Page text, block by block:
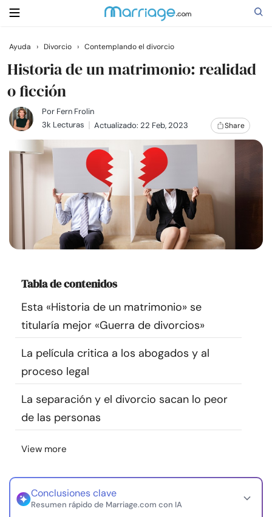
Buscar
Casarse
Relaciones
Familia
Ayuda
Cursos
Recursos
Comunidad
Encuentra un terapeuta
Idioma ES
nosotros
Ayuda › Divorcio › Contemplando el divorcio
Historia de un matrimonio: realidad
o ficción
Por Fern Frolin
3k Lecturas
Actualizado: 22 Feb, 2023 Share
Tabla de contenidos
Esta «Historia de un matrimonio» se
titularía mejor «Guerra de divorcios»
La película critica a los abogados y al
proceso legal
La separación y el divorcio sacan lo peor
de las personas
View more
Conclusiones clave
Resumen rápido de Marriage.com con IA